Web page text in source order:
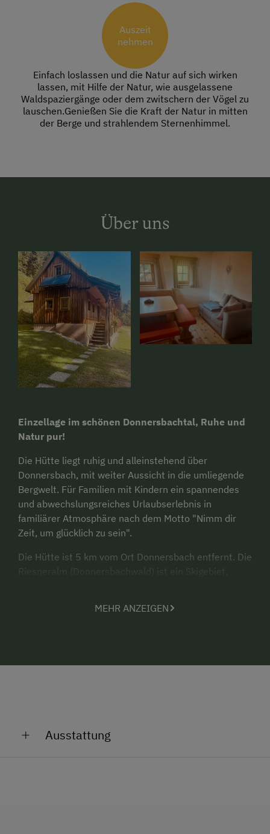
Auszeit
nehmen
Einfach loslassen und die Natur auf sich wirken
lassen, mit Hilfe der Natur, wie ausgelassene
Waldspaziergänge oder dem zwitschern der Vögel zu
lauschen.Genießen Sie die Kraft der Natur in mitten
der Berge und strahlendem Sternenhimmel.
Über uns
Einzellage im schönen Donnersbachtal, Ruhe und
Natur pur!
Die Hütte liegt ruhig und alleinstehend über
Donnersbach, mit weiter Aussicht in die umliegende
Bergwelt. Für Familien mit Kindern ein spannendes
und abwechslungsreiches Urlaubserlebnis in
familiärer Atmosphäre nach dem Motto "Nimm dir
Zeit, um glücklich zu sein".
Die Hütte ist 5 km vom Ort Donnersbach entfernt. Die
Riesneralm (Donnersbachwald) ist ein Skigebiet,
Entspannung bietet. Im Sommer genießen Sie die
MEHR ANZEIGEN
Ausstattung